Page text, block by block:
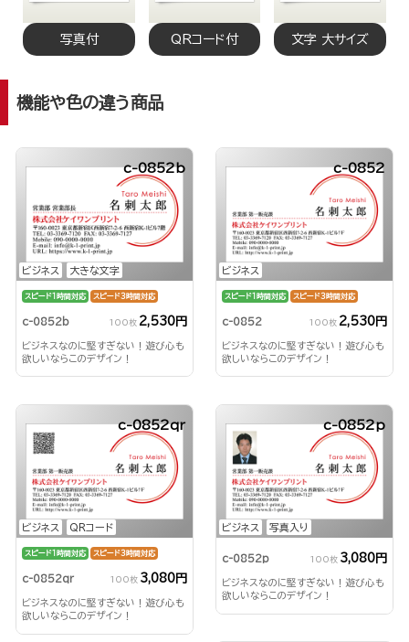
写真付 QRコード付 文字 大サイズ
機能や色の違う商品
ビジネス 大きな文字
c-0852b
スピード1時間対応 スピード3時間対応
c-0852b 100枚 2,530円
ビジネスなのに堅すぎない！遊び心も
欲しいならこのデザイン！
ビジネス
c-0852
スピード1時間対応 スピード3時間対応
c-0852 100枚 2,530円
ビジネスなのに堅すぎない！遊び心も
欲しいならこのデザイン！
ビジネス QRコード
c-0852qr
スピード1時間対応 スピード3時間対応
c-0852qr 100枚 3,080円
ビジネスなのに堅すぎない！遊び心も
欲しいならこのデザイン！
ビジネス 写真入り
c-0852p
c-0852p 100枚 3,080円
ビジネスなのに堅すぎない！遊び心も
欲しいならこのデザイン！